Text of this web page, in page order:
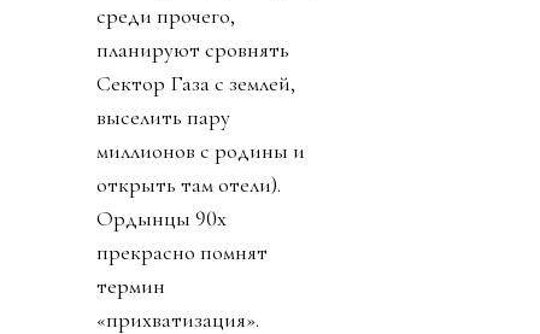
среди прочего,
планируют сровнять
Сектор Газа с землей,
выселить пару
миллионов с родины и
открыть там отели).
Ордынцы 90х
прекрасно помнят
термин
«прихватизация».